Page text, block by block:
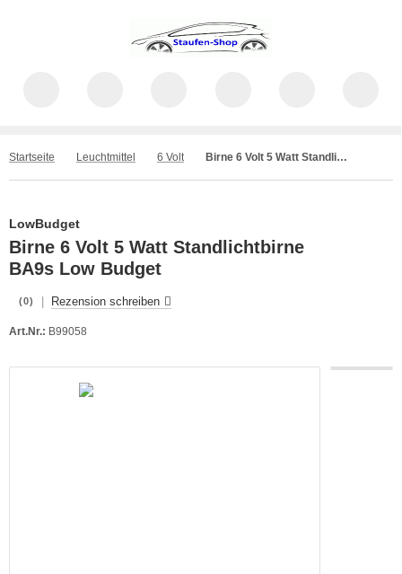
Startseite Leuchtmittel 6 Volt Birne 6 Volt 5 Watt Standlichtbirne BA9s Low Budget
LowBudget
Birne 6 Volt 5 Watt Standlichtbirne
BA9s Low Budget
(0) Rezension schreiben
Art.Nr.: B99058